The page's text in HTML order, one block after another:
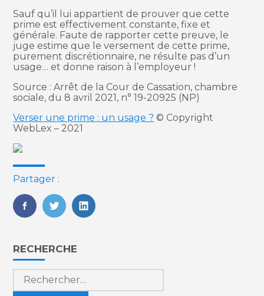
Sauf qu’il lui appartient de prouver que cette
prime est effectivement constante, fixe et
générale. Faute de rapporter cette preuve, le
juge estime que le versement de cette prime,
purement discrétionnaire, ne résulte pas d’un
usage… et donne raison à l’employeur !
Source : Arrêt de la Cour de Cassation, chambre
sociale, du 8 avril 2021, n° 19-20925 (NP)
Verser une prime : un usage ? © Copyright
WebLex – 2021
Partager :
FaceBook
TwitterLinkedIn
Blog
sidebar
RECHERCHE
Rechercher :